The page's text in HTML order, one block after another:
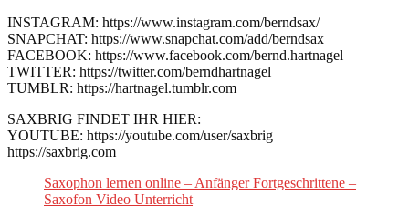
INSTAGRAM: https://www.instagram.com/berndsax/
SNAPCHAT: https://www.snapchat.com/add/berndsax
FACEBOOK: https://www.facebook.com/bernd.hartnagel
TWITTER: https://twitter.com/berndhartnagel
TUMBLR: https://hartnagel.tumblr.com
SAXBRIG FINDET IHR HIER:
YOUTUBE: https://youtube.com/user/saxbrig
https://saxbrig.com
Saxophon lernen online – Anfänger Fortgeschrittene –
Saxofon Video Unterricht